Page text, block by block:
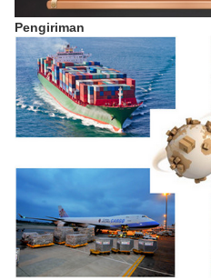
Pengiriman